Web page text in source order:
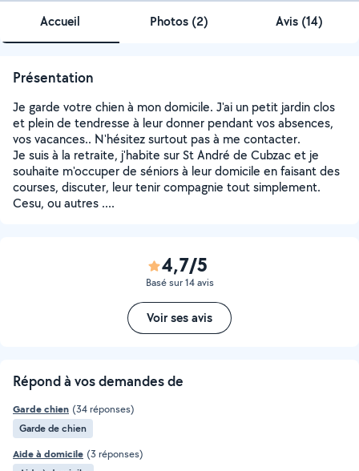
Accueil Photos (2) Avis (14)
Présentation
Je garde votre chien à mon domicile. J'ai un petit jardin clos
et plein de tendresse à leur donner pendant vos absences,
vos vacances.. N'hésitez surtout pas à me contacter.
Je suis à la retraite, j'habite sur St André de Cubzac et je
souhaite m'occuper de séniors à leur domicile en faisant des
courses, discuter, leur tenir compagnie tout simplement.
Cesu, ou autres ....
4,7/5
Basé sur 14 avis
Voir ses avis
Répond à vos demandes de
Garde chien (34 réponses)
Garde de chien
Aide à domicile (3 réponses)